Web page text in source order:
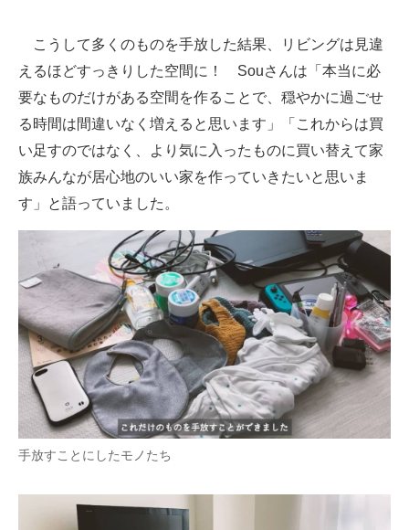
こうして多くのものを手放した結果、リビングは見違
えるほどすっきりした空間に！ Souさんは「本当に必
要なものだけがある空間を作ることで、穏やかに過ごせ
る時間は間違いなく増えると思います」「これからは買
い足すのではなく、より気に入ったものに買い替えて家
族みんなが居心地のいい家を作っていきたいと思いま
す」と語っていました。
手放すことにしたモノたち